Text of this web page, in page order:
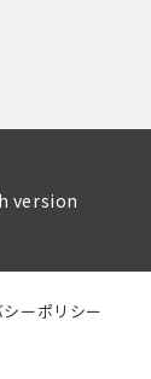
version
ーポリシー